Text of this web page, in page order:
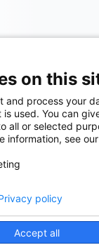
on this
and process your
used. You can
all or selected
information, see
Accept all
policy